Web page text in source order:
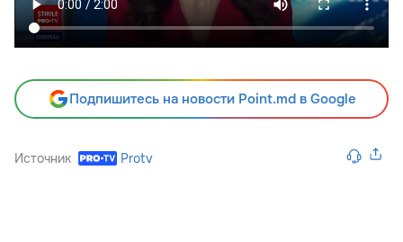
Подпишитесь на новости Point.md в Google
Источник Protv